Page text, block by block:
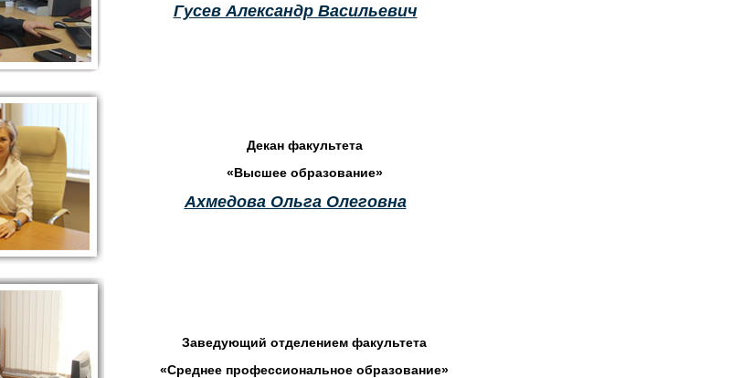
Гусев Александр Васильевич
Декан факультета
«Высшее образование»
Ахмедова Ольга Олеговна
Заведующий отделением факультета
«Среднее профессиональное образование»